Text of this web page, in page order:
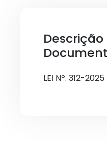
Descrição
LEI Nº. 312-